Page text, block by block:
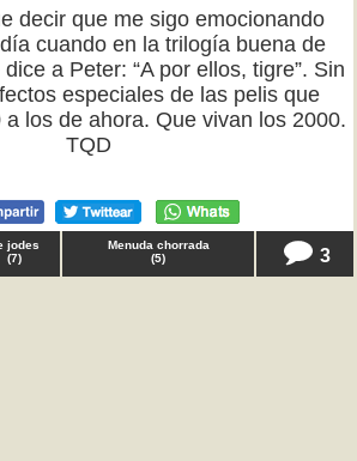
decir que me sigo emocionando
cuando en la trilogía buena de
a Peter: “A por ellos, tigre”. Sin
especiales de las pelis que
los de ahora. Que vivan los 2000.
TQD
jodes
(7)
Menuda chorrada
(5) 3